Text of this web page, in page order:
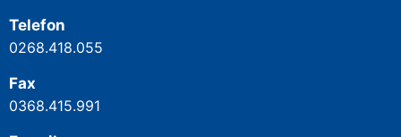
Telefon
0268.418.055
Fax
0368.415.991